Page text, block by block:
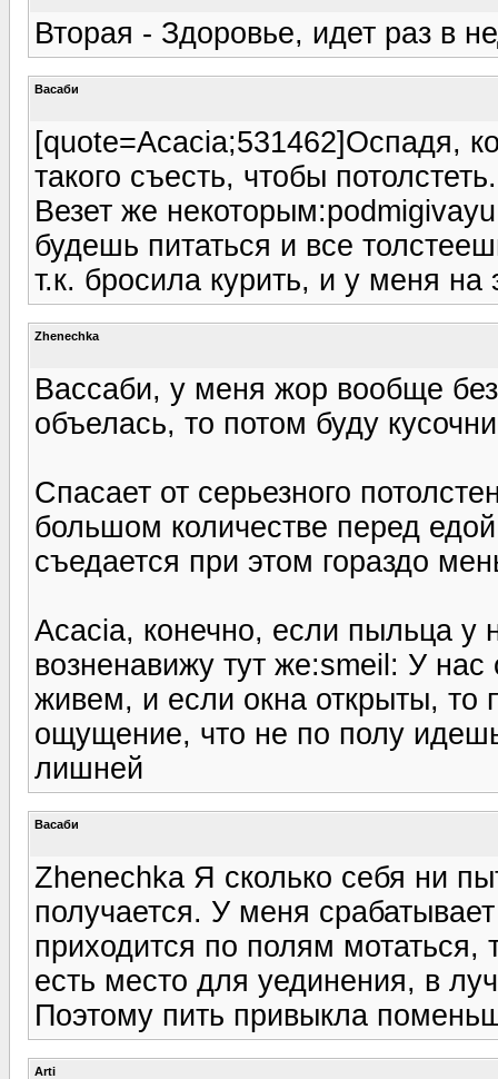
Вторая - Здоровье, идет раз в
Васаби
[quote=Acacia;531462]Оспадя,
такого съесть, чтобы потолстеть.
Везет же
будешь питаться и все
т.к. бросила курить, и у меня
Zhenechka
Вассаби, у меня жор вообще
объелась, то потом буду
Спасает от серьезного
большом количестве перед
съедается при этом гораздо
Acacia, конечно, если пыльца у
возненавижу тут же:smeil: У
живем, и если окна открыты, то
ощущение, что не по полу
лишней
Васаби
Zhenechka Я сколько себя ни
получается. У меня
приходится по полям
есть место для уединения, в
Поэтому пить привыкла
Arti